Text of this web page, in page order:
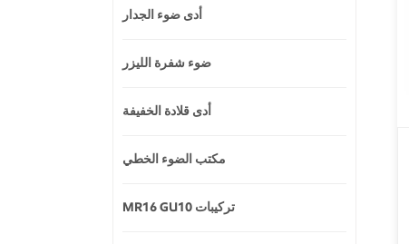
أدى ضوء الجدار
ضوء شفرة الليزر
أدى قلادة الخفيفة
مكتب الضوء الخطي
MR16 GU10 تركيبات